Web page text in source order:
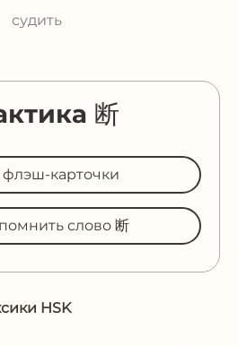
судить
断
флэш-карточки
слово 断
HSK